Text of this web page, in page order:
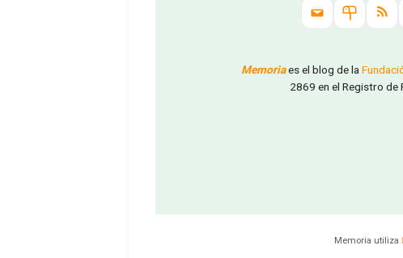
Memoriaes el blog de la
2869 en el Registro de
Memoria utiliza